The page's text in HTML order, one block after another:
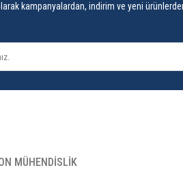
kampanyalardan, indirim ve yeni
MÜHENDİSLİK